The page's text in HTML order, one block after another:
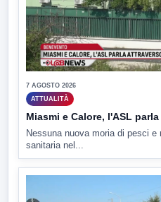
7 AGOSTO 2026
ATTUALITÀ
Miasmi e Calore, l'ASL
Nessuna nuova moria di pesci
sanitaria nel...